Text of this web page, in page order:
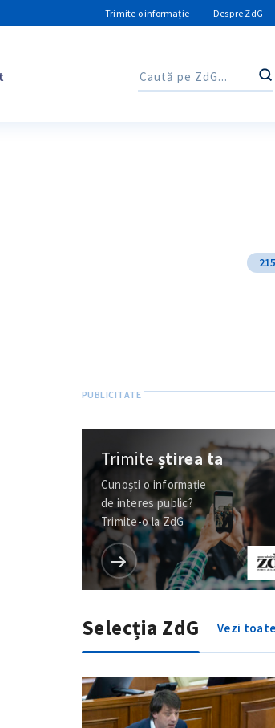
Trimite o informație Despre ZdG
Trimiteștirea ta
Cunoști o informație
de interes public?
Trimite-o la ZdG
Selecția ZdG Vezi toate